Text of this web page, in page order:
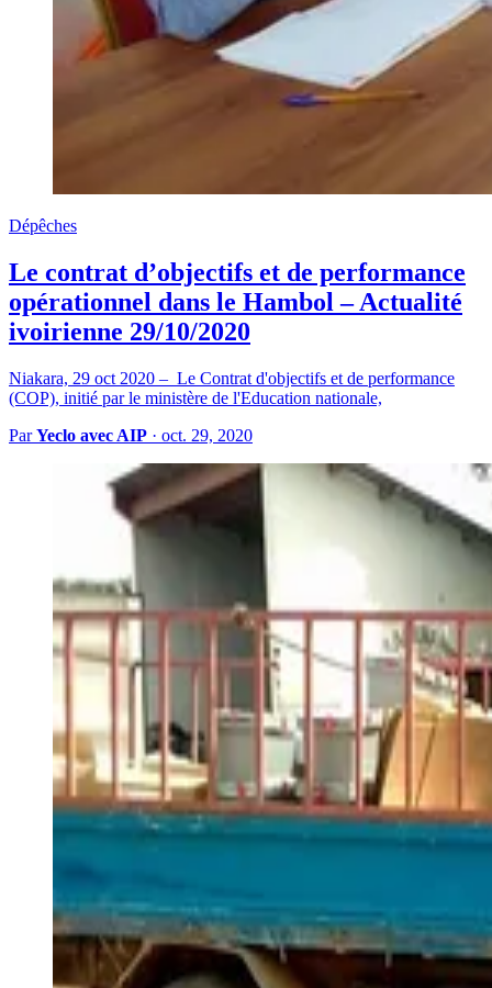
Dépêches
Le contrat d’objectifs et de performance
opérationnel dans le Hambol – Actualité
ivoirienne 29/10/2020
Niakara, 29 oct 2020 – Le Contrat d'objectifs et de performance
(COP), initié par le ministère de l'Education nationale,
ParYeclo avec AIP · oct. 29, 2020